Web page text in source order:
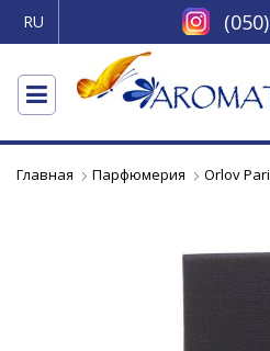
RU
Главная Парфюмерия Orlov